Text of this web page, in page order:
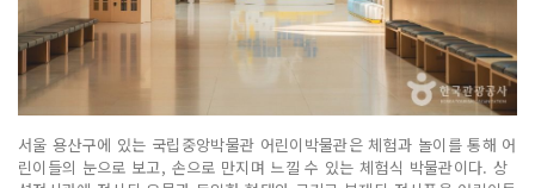
서울 용산구에 있는 국립중앙박물관 어린이박물관은 체험과 놀이를 통해 어
린이들의 눈으로 보고, 손으로 만지며 느낄 수 있는 체험식 박물관이다. 상